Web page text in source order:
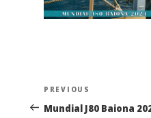
Navegación
de
Previous
Post
PREVIOUS
Mundial J80 Baiona